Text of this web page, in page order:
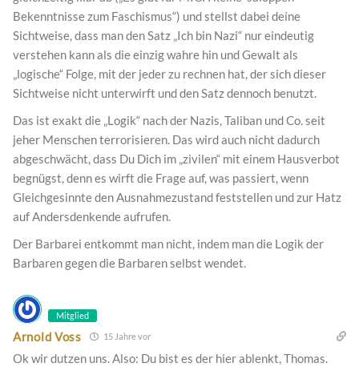
Bekenntnisse zum Faschismus“) und stellst dabei deine
Sichtweise, dass man den Satz „Ich bin Nazi“ nur eindeutig
verstehen kann als die einzig wahre hin und Gewalt als
„logische“ Folge, mit der jeder zu rechnen hat, der sich dieser
Sichtweise nicht unterwirft und den Satz dennoch benutzt.
Das ist exakt die „Logik“ nach der Nazis, Taliban und Co. seit
jeher Menschen terrorisieren. Das wird auch nicht dadurch
abgeschwächt, dass Du Dich im „zivilen“ mit einem Hausverbot
begnügst, denn es wirft die Frage auf, was passiert, wenn
Gleichgesinnte den Ausnahmezustand feststellen und zur Hatz
auf Andersdenkende aufrufen.
Der Barbarei entkommt man nicht, indem man die Logik der
Barbaren gegen die Barbaren selbst wendet.
Mitglied
Arnold Voss 15 Jahre vor
Ok wir dutzen uns. Also: Du bist es der hier ablenkt, Thomas.